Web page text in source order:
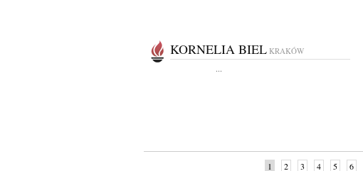
KORNELIA BIEL KRAKÓW
...
1 2 3 4 5 6